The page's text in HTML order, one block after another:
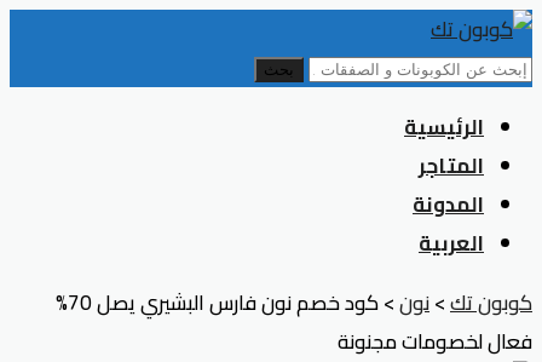
بحث
Skip
content
الرئيسية
المتاجر
المدونة
العربية
كوبون تك>نون>
كود خصم نون فارس البشيري يصل 70%
فعال لخصومات مجنونة